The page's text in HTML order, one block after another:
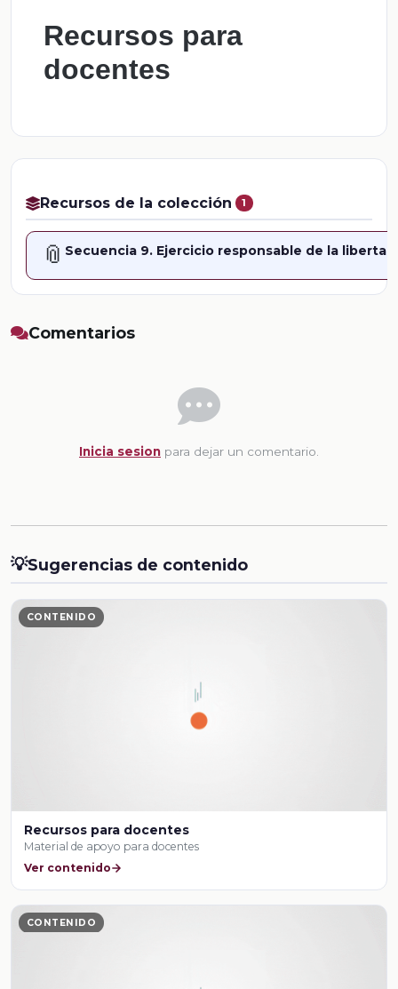
Recursos para
docentes
Recursos de la colección 1
📎 Secuencia 9. Ejercicio responsable de la libertad
Comentarios
Inicia sesion para dejar un comentario.
💡Sugerencias de contenido
CONTENIDO
Recursos para docentes
Material de apoyo para docentes
Ver contenido
CONTENIDO